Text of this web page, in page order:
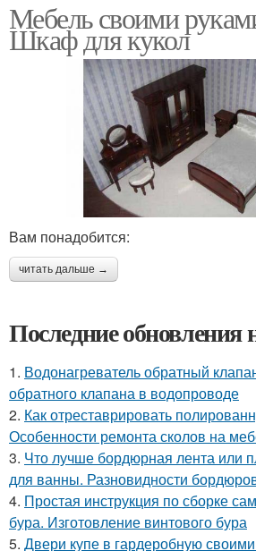
Мебель своими
Шкаф для кукол
Вам понадобится:
читать дальше →
Последние обновления
1. Водонагреватель обратный
обратного клапана в водопроводе
2. Как отреставрировать
Особенности ремонта сколов на
3. Что лучше бордюрная лента или
для ванны. Разновидности
4. Простая инструкция по сборке
бура. Изготовление винтового бура
5. Двери купе в гардеробную